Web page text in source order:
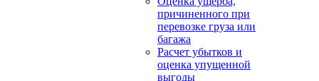
причиненного при
перевозке груза или
багажа
Расчет убытков и
оценка упущенной
выгоды